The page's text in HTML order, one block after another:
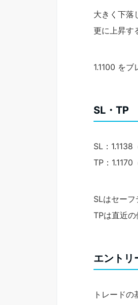
大きく下落
更に上昇す
1.1100 を
SL・TP
SL：1.1138
TP：1.1170
SLはセーフ
TPは直近の
エントリ
トレードの